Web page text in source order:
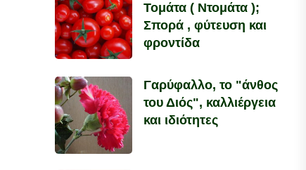
Τομάτα ( Ντομάτα );
Σπορά , φύτευση και
φροντίδα
Γαρύφαλλο, το "άνθος
του Διός", καλλιέργεια
και ιδιότητες